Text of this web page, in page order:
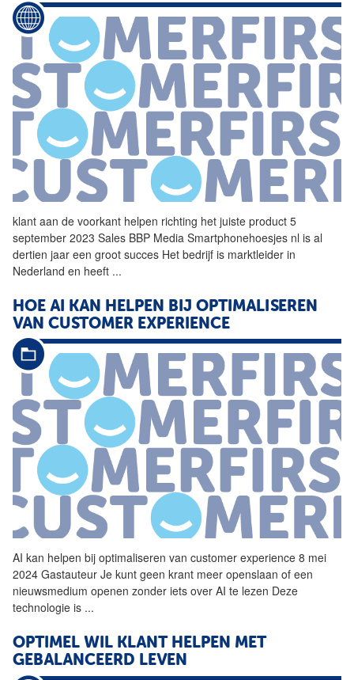
klant aan de voorkant helpen richting het juiste product 5
september 2023 Sales BBP Media Smartphonehoesjes nl is al
dertien jaar een groot succes Het bedrijf is marktleider in
Nederland en heeft ...
HOE AI KAN HELPEN BIJ OPTIMALISEREN
VAN CUSTOMER EXPERIENCE
AI kan helpen bij optimaliseren van customer experience 8 mei
2024 Gastauteur Je kunt geen krant meer openslaan of een
nieuwsmedium openen zonder iets over AI te lezen Deze
technologie is ...
OPTIMEL WIL KLANT HELPEN MET
GEBALANCEERD LEVEN